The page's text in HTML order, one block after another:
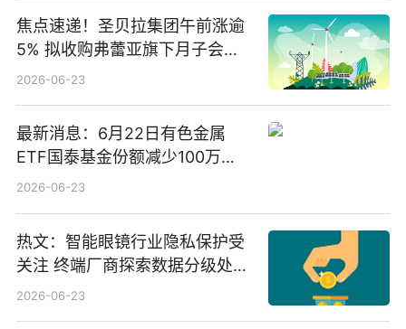
焦点速递！圣贝拉集团午前涨逾
5% 拟收购弗蕾亚旗下月子会所
业务少数股权
2026-06-23
最新消息：6月22日有色金属
ETF国泰基金份额减少100万
份，重仓股紫金矿业、洛阳钼
2026-06-23
热文：智能眼镜行业隐私保护受
关注 终端厂商探索数据分级处理
等方案
2026-06-23